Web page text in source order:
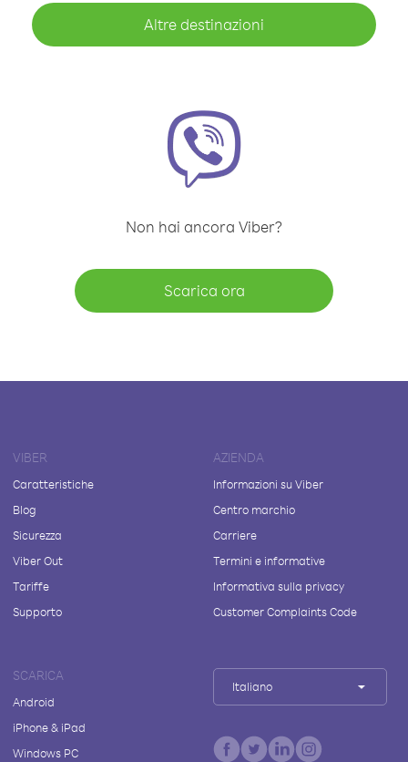
Altre destinazioni
Non hai ancora Viber?
Scarica ora
VIBER
Caratteristiche
Blog
Sicurezza
Viber Out
Tariffe
Supporto
AZIENDA
Informazioni su Viber
Centro marchio
Carriere
Termini e informative
Informativa sulla privacy
Customer Complaints Code
SCARICA
Android
iPhone & iPad
Windows PC
Italiano